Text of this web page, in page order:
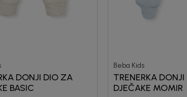
DONJI DIO ZA
BASIC
Beba Kids
TRENERKA
DJEČAKE MOMIR